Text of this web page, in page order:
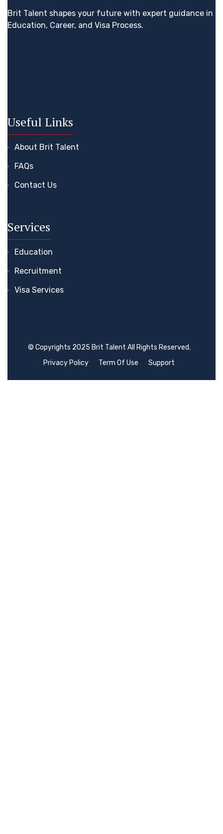
Brit Talent shapes your future with expert guidance in
Education, Career, and Visa Process.
Useful Links
About Brit Talent
FAQs
Contact Us
Services
Education
Recruitment
Visa Services
© Copyrights 2025 Brit Talent All Rights Reserved.
Privacy Policy
Term Of Use Support